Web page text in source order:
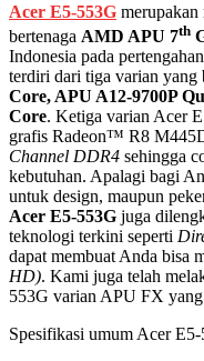
Acer E5-553G merupakan
bertenaga AMD APU 7th
Indonesia pada
terdiri dari tiga varian yang
Core, APU A12-9700P
Core. Ketiga varian Acer
grafis Radeon™ R8
Channel DDR4 sehingga
kebutuhan. Apalagi bagi
untuk design, maupun
Acer E5-553G juga
teknologi terkini seperti
dapat membuat Anda bisa
HD). Kami juga telah
553G varian APU FX
Spesifikasi umum Acer